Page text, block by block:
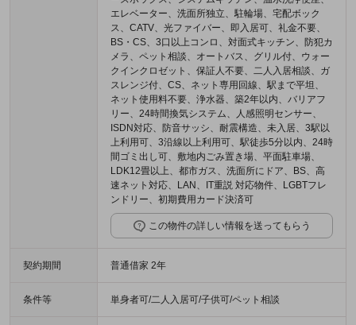
エレベーター、洗面所独立、駐輪場、宅配ボック
ス、CATV、光ファイバー、即入居可、礼金不要、
BS・CS、3口以上コンロ、対面式キッチン、防犯カ
メラ、ペット相談、オートバス、グリル付、ウォー
クインクロゼット、保証人不要、二人入居相談、ガ
スレンジ付、CS、ネット専用回線、駅まで平坦、
ネット使用料不要、浄水器、築2年以内、バリアフ
リー、24時間換気システム、人感照明センサー、
ISDN対応、防音サッシ、耐震構造、未入居、3駅以
上利用可、3沿線以上利用可、駅徒歩5分以内、24時
間ゴミ出し可、敷地内ごみ置き場、平面駐車場、
LDK12畳以上、都市ガス、洗面所にドア、BS、高
速ネット対応、LAN、IT重説 対応物件、LGBTフレ
ンドリー、初期費用カード決済可
この物件の詳しい情報を送ってもらう
契約期間 普通借家 2年
条件等 単身者可/二人入居可/子供可/ペット相談